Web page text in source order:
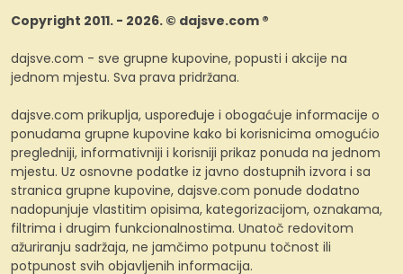
Copyright 2011. - 2026. © dajsve.com ®
dajsve.com - sve grupne kupovine, popusti i akcije na
jednom mjestu. Sva prava pridržana.
dajsve.com prikuplja, uspoređuje i obogaćuje informacije o
ponudama grupne kupovine kako bi korisnicima omogućio
pregledniji, informativniji i korisniji prikaz ponuda na jednom
mjestu. Uz osnovne podatke iz javno dostupnih izvora i sa
stranica grupne kupovine, dajsve.com ponude dodatno
nadopunjuje vlastitim opisima, kategorizacijom, oznakama,
filtrima i drugim funkcionalnostima. Unatoč redovitom
ažuriranju sadržaja, ne jamčimo potpunu točnost ili
potpunost svih objavljenih informacija.